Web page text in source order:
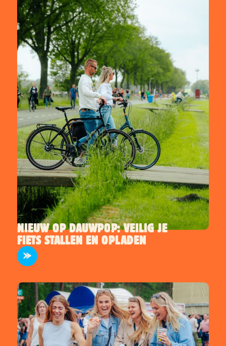
INFO
NIEUW OP DAUWPOP: VEILIG JE
FIETS STALLEN EN OPLADEN